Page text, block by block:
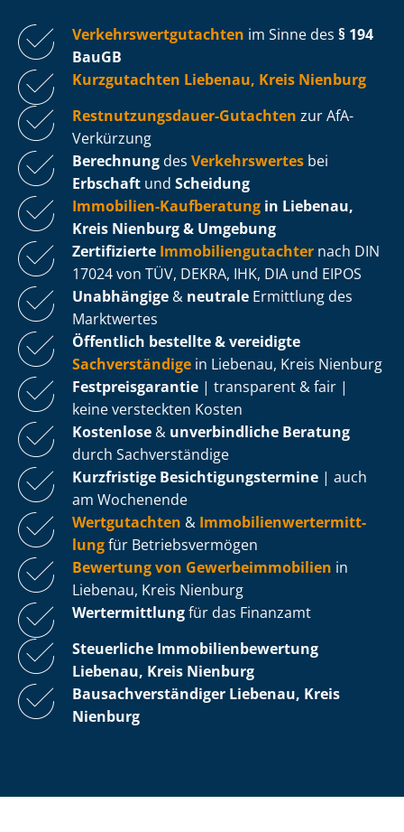
Ver­kehrs­wert­gut­ach­ten im Sinne des § 194
BauGB
Kurzgutachten Liebenau, Kreis Nienburg
Rest­nut­zungs­dau­er-Gutachten zur AfA-
Verkürzung
Berechnung des Verkehrswertes bei
Erbschaft und Scheidung
Immobilien-Kaufberatung in Liebenau,
Kreis Nienburg & Umgebung
Zertifizierte Im­mo­bi­li­en­gut­ach­ter nach DIN
17024 von TÜV, DEKRA, IHK, DIA und EIPOS
Unabhängige & neutrale Ermittlung des
Marktwertes
Öffentlich bestellte & vereidigte
Sachverständige in Liebenau, Kreis Nienburg
Fest­preis­ga­ran­tie | transparent & fair |
keine versteckten Kosten
Kostenlose & unverbindliche Beratung
durch Sachverständige
Kurzfristige Be­sich­ti­gungs­ter­mi­ne | auch
am Wochenende
Wertgutachten & Im­mo­bi­li­en­wert­ermitt­
lungfür Be­triebs­ver­mö­gen
Bewertung von Ge­wer­be­im­mo­bi­li­en in
Liebenau, Kreis Nienburg
Wertermittlungfür das Finanzamt
Steuerliche Im­mo­bi­li­en­be­wer­tung
Liebenau, Kreis Nienburg
Bau­sach­ver­stän­di­ger Liebenau, Kreis
Nienburg